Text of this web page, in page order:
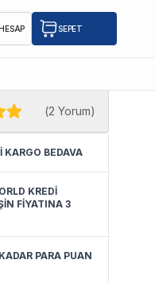
SEPET
(2 Yorum)
KARGO BEDAVA
KREDİ
FİYATINA 3
PARA PUAN